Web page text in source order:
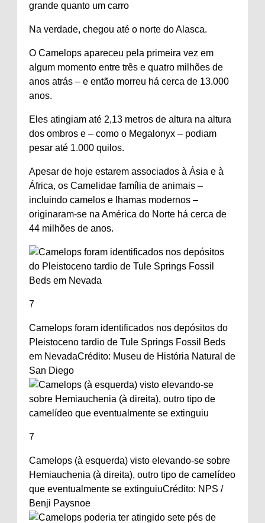
grande quanto um carro
Na verdade, chegou até o norte do Alasca.
O Camelops apareceu pela primeira vez em
algum momento entre três e quatro milhões de
anos atrás – e então morreu há cerca de 13.000
anos.
Eles atingiam até 2,13 metros de altura na altura
dos ombros e – como o Megalonyx – podiam
pesar até 1.000 quilos.
Apesar de hoje estarem associados à Ásia e à
África, os Camelidae família de animais –
incluindo camelos e lhamas modernos –
originaram-se na América do Norte há cerca de
44 milhões de anos.
7
Camelops foram identificados nos depósitos do
Pleistoceno tardio de Tule Springs Fossil Beds
em NevadaCrédito: Museu de História Natural de
San Diego
7
Camelops (à esquerda) visto elevando-se sobre
Hemiauchenia (à direita), outro tipo de camelídeo
que eventualmente se extinguiuCrédito: NPS /
Benji Paysnoe